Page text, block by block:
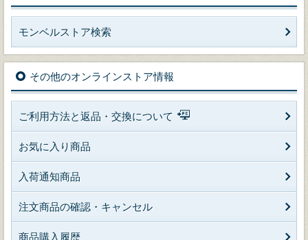
モンベルストア検索
その他のオンラインストア情報
ご利用方法と返品・交換について
お気に入り商品
入荷通知商品
注文商品の確認・キャンセル
商品購入履歴